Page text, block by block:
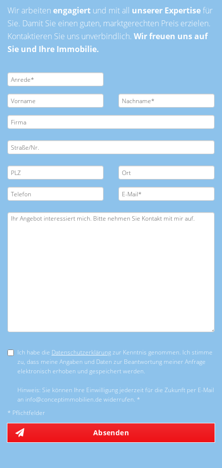
Wir arbeiten engagiert und mit all unserer Expertisefür
Sie. Damit Sie einen guten, marktgerechten Preis erzielen.
Kontaktieren Sie uns unverbindlich. Wir freuen uns auf
Sie und Ihre Immobilie.
Ich habe die Datenschutzerklärungzur Kenntnis genommen. Ich stimme
zu, dass meine Angaben und Daten zur Beantwortung meiner Anfrage
elektronisch erhoben und gespeichert werden.
Hinweis: Sie können Ihre Einwilligung jederzeit für die Zukunft per E-Mail
an info@conceptimmobilien.de widerrufen. *
* Pflichtfelder
Absenden